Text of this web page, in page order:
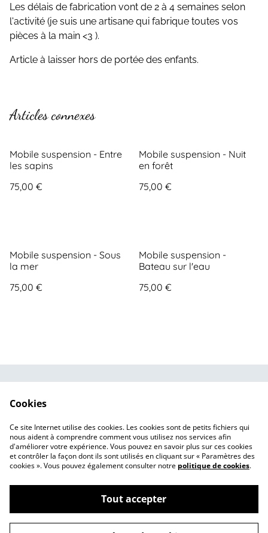
Les délais de fabrication vont de 2 à 4 semaines selon
l'activité (je suis une artisane qui fabrique toutes vos
pièces à la main <3 ).
Article à laisser hors de portée des enfants.
Articles connexes
Mobile suspension - Entre
les sapins
75,00 €
Mobile suspension - Nuit
en forêt
75,00 €
Mobile suspension - Sous
la mer
75,00 €
Mobile suspension -
Bateau sur l'eau
75,00 €
Politique de
confidentialité
Politique de cookies
©2026Des Mains de Jeanne
Cookies
Ce site Internet utilise des cookies. Les cookies sont de petits fichiers qui
nous aident à comprendre comment vous utilisez nos services afin
d'améliorer votre expérience. Vous pouvez en savoir plus sur ces cookies
et contrôler la façon dont ils sont utilisés en cliquant sur « Paramètres des
cookies ». Vous pouvez également consulter notre politique de cookies.
Tout accepter